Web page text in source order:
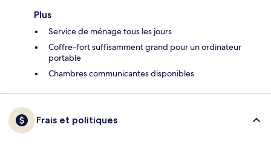
Plus
Service de ménage tous les jours
Coffre-fort suffisamment grand pour un ordinateur
portable
Chambres communicantes disponibles
Frais et politiques